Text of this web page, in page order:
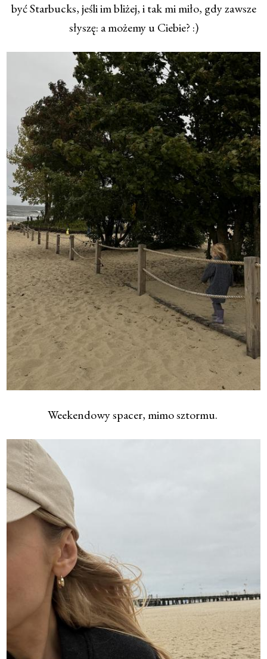
być Starbucks, jeśli im bliżej, i tak mi miło, gdy zawsze
słyszę: a możemy u Ciebie? :)
Weekendowy spacer, mimo sztormu.